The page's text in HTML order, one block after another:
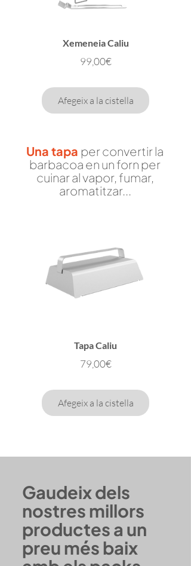
Xemeneia Caliu
99,00€Preu
Afegeix a la cistella
Una tapa per convertir la
barbacoa en un forn per
cuinar al vapor, fumar,
aromatitzar...
Tapa Caliu
79,00€Preu
Afegeix a la cistella
Gaudeix dels
nostres millors
productes a un
preu més baix